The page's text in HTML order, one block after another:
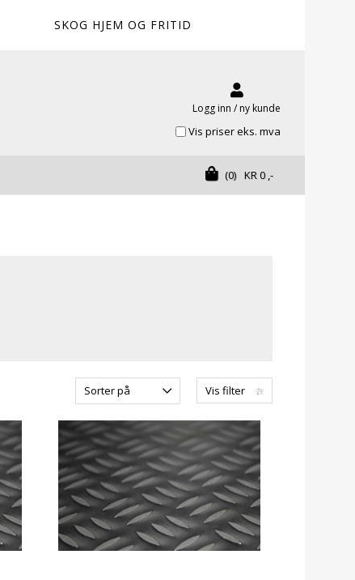
SKOG HJEM OG FRITID
Logg inn / ny kunde
Vis priser eks. mva
KR0,-
(0)
Vis filter
Sorter på